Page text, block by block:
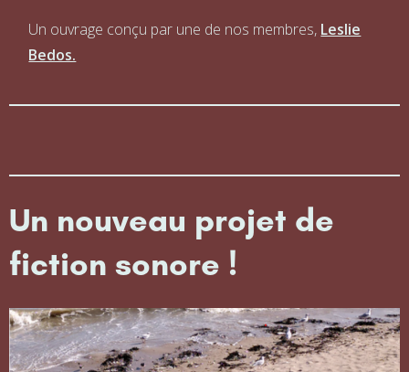
Un ouvrage conçu par une de nos membres, Leslie
Bedos.
Un nouveau projet de
fiction sonore !